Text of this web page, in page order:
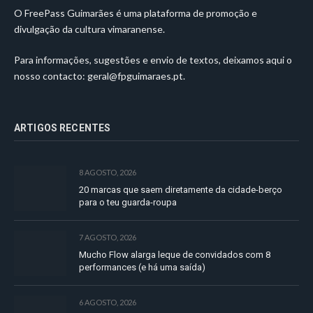
O FreePass Guimarães é uma plataforma de promoção e
divulgação da cultura vimaranense.
Para informações, sugestões e envio de textos, deixamos aqui o
nosso contacto: geral@fpguimaraes.pt.
ARTIGOS RECENTES
8 AGOSTO, 2026
20 marcas que saem diretamente da cidade-berço
para o teu guarda-roupa
7 AGOSTO, 2026
Mucho Flow alarga leque de convidados com 8
performances (e há uma saída)
6 AGOSTO, 2026